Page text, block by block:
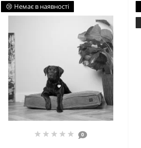
😢 Немає в наявності
0